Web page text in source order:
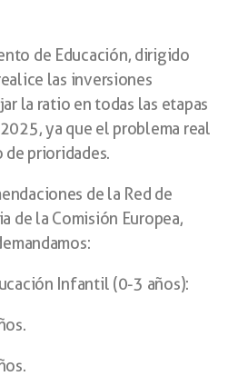
de Educación, dirigido
las inversiones
la ratio en todas las etapas
ya que el problema real
de prioridades.
de la Red de
de la Comisión Europea,
Infantil (0-3 años):